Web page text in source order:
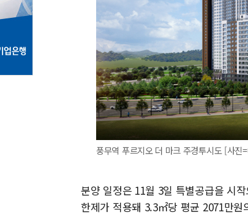
풍무역 푸르지오 더 마크 주경투시도 [사진
분양 일정은 11월 3일 특별공급을 시
한제가 적용돼 3.3㎡당 평균 2071만